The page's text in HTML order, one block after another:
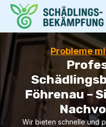
Probleme
Föhrenau –
Wir bieten schnelle und